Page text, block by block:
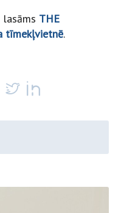
THE
tīmekļvietnē.